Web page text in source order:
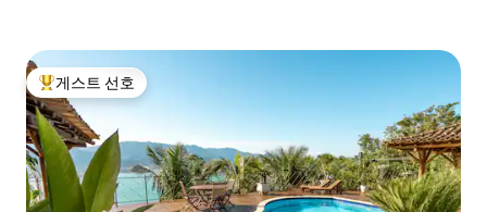
상위 게스트 선호
게스트 선호